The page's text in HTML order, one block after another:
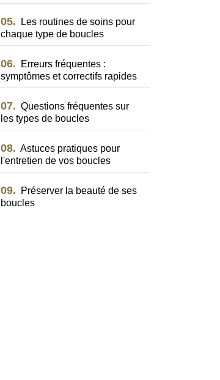
05.
Les routines de soins pour
chaque type de boucles
06.
Erreurs fréquentes :
symptômes et correctifs rapides
07. Questions fréquentes sur
les types de boucles
08. Astuces pratiques pour
l'entretien de vos boucles
09.
Préserver la beauté de ses
boucles